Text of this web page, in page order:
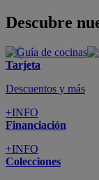
Descubre
Tarjeta
Descuentos y más
+INFO
Financiación
+INFO
Colecciones